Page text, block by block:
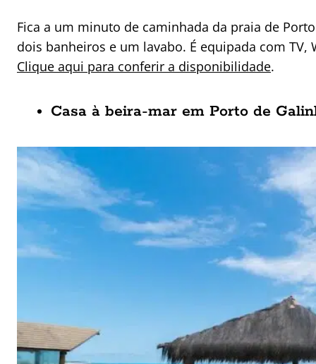
Fica a um minuto de caminhada da praia de
dois banheiros e um lavabo. É equipada com
Clique aqui para conferir a disponibilidade.
Casa à beira-mar em Porto de